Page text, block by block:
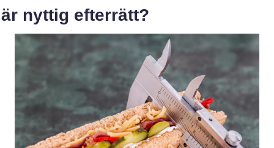
nyttig efterrätt?